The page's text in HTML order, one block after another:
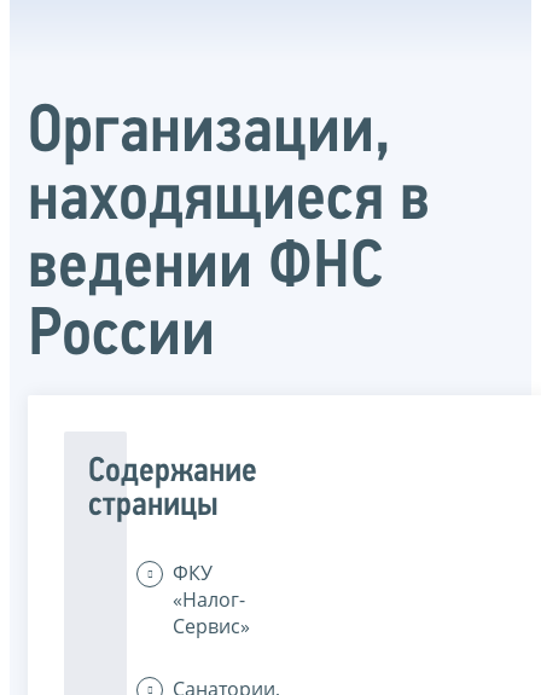
Организации,
находящиеся в
ведении ФНС
России
Содержание
страницы
ФКУ
«Налог-
Сервис»
Санатории,